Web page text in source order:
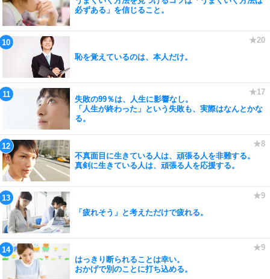
必ずある」を信じること。
恥を覚えているのは、本人だけ。
失敗の99％は、人生に影響なし。
「人生が終わった」という失敗も、実際はなんとかな
る。
不真面目に生きている人は、頑張る人を非難する。
真剣に生きている人は、頑張る人を応援する。
「疲れそう」と考えただけで疲れる。
はっきり断られることは幸い。
おかげで別のことに打ち込める。